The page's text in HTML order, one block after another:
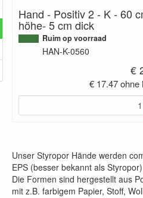
Hand - Positiv 2 - K - 60
höhe- 5 cm dick
Ruim op voorraad
HAN-K-0560
€
€ 17.47 ohne
Unser Styropor Hände werden
EPS (besser bekannt als
Die Formen sind hergestellt aus
mit z.B. farbigem Papier, Stoff,